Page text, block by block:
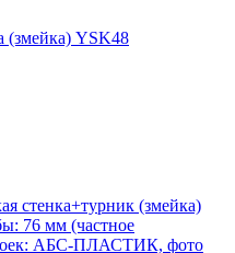
(змейка) YSK48